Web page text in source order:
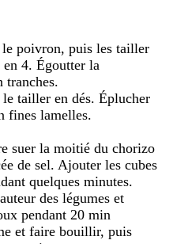
poivron, puis les tailler
4. Égoutter la
tranches.
tailler en dés. Éplucher
fines lamelles.
suer la moitié du chorizo
de sel. Ajouter les cubes
quelques minutes.
des légumes et
pendant 20 min
et faire bouillir, puis